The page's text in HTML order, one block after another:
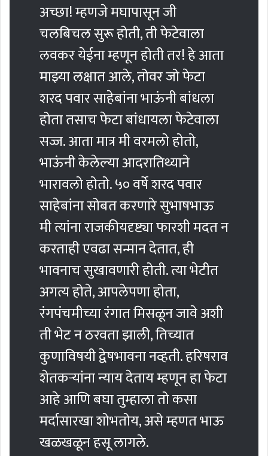
अच्छा! म्हणजे मघापासून जी
चलबिचल सुरू होती, ती फेटेवाला
लवकर येईना म्हणून होती तर! हे आता
माझ्या लक्षात आले, तोवर जो फेटा
शरद पवार साहेबांना भाऊंनी बांधला
होता तसाच फेटा बांधायला फेटेवाला
सज्ज. आता मात्र मी वरमलो होतो,
भाऊंनी केलेल्या आदरातिथ्याने
भारावलो होतो. ५० वर्षे शरद पवार
साहेबांना सोबत करणारे सुभाषभाऊ
मी त्यांना राजकीयदृष्ट्या फारशी मदत न
करताही एवढा सन्मान देतात, ही
भावनाच सुखावणारी होती. त्या भेटीत
अगत्य होते, आपलेपणा होता,
रंगपंचमीच्या रंगात मिसळून जावे अशी
ती भेट न ठरवता झाली, तिच्यात
कुणाविषयी द्वेषभावना नव्हती. हरिषराव
शेतकर्‍यांना न्याय देताय म्हणून हा फेटा
आहे आणि बघा तुम्हाला तो कसा
मर्दासारखा शोभतोय, असे म्हणत भाऊ
खळखळून हसू लागले.